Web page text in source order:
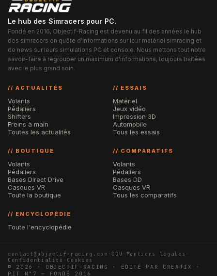
Le hub des Simracers pour PC.
Fondé en 2016, Objectif-Racing est devenu au fil des années le hub
des simracers en quête d'informations sur leur matériel simracing et
de news sur leurs simulations PC et console. Nous mettons tout notre
savoir-faire à regrouper un maximum d'informations, toujours traitées
avec le plus grand soin.
// ACTUALITÉS
Volants
Pédaliers
Shifters
Freins à main
Toutes les actualités
// ESSAIS
Matériel
Jeux vidéo
Impression 3D
Automobile
Tous les essais
// BOUTIQUE
Volants
Pédaliers
Bases Direct Drive
Casques VR
Toute la boutique
// COMPARATIFS
Volants
Pédaliers
Bases DD
Casques VR
Tous les comparatifs
// ENCYCLOPÉDIE
Toute l'encyclopédie
contact@objectif-racing.com · CGU · Mentions légales ·
Confidentialité · Cookies
© 2026 · OBJECTIF-RACING · ÉDITÉ PAR CREATIX ·
PIT N°7 — FONDÉ 2016